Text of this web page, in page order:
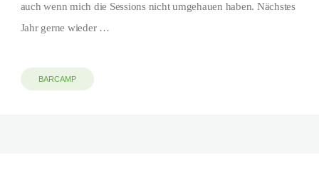
auch wenn mich die Sessions nicht umgehauen haben. Nächstes
Jahr gerne wieder …
BARCAMP